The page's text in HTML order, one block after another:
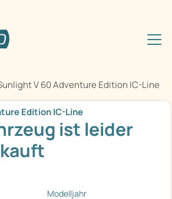
V 60 Adventure Edition IC-Line
Edition IC-Line
ist leider
Modelljahr